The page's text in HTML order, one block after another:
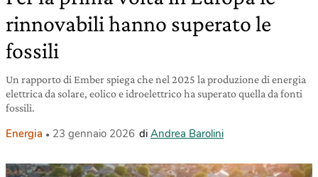
rinnovabili hanno superato le
fossili
Un rapporto di Ember spiega che nel 2025 la produzione di energia
elettrica da solare, eolico e idroelettrico ha superato quella da fonti
fossili.
Energia 23 gennaio 2026 di Andrea Barolini